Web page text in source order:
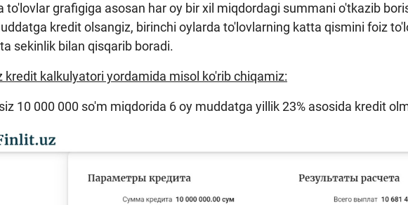
to'lovlar grafigiga asosan har oy bir xil miqdordagi summani o'tkazib
kredit olsangiz, birinchi oylarda to'lovlarning katta qismini foiz
sekinlik bilan qisqarib boradi.
kredit kalkulyatori yordamida misol ko'rib chiqamiz:
10 000 000 so'm miqdorida 6 oy muddatga yillik 23% asosida kredit